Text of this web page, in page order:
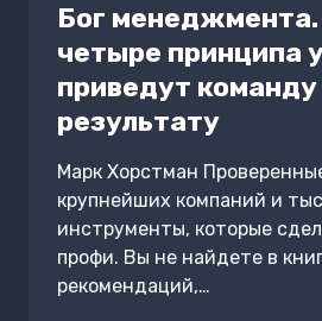
Бог менеджмента.
четыре принципа
приведут команду
результату
Марк Хорстман
крупнейших компаний и
инструменты, которые
профи. Вы не найдете в
рекомендаций,…